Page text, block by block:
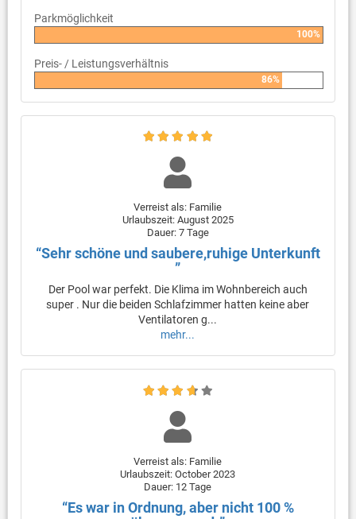
Parkmöglichkeit
100%
Preis- / Leistungsverhältnis
86%
Verreist als: Familie
Urlaubszeit: August 2025
Dauer: 7 Tage
“Sehr schöne und saubere,ruhige Unterkunft
”
Der Pool war perfekt. Die Klima im Wohnbereich auch
super . Nur die beiden Schlafzimmer hatten keine aber
Ventilatoren g...
mehr...
Verreist als: Familie
Urlaubszeit: October 2023
Dauer: 12 Tage
“Es war in Ordnung, aber nicht 100 %